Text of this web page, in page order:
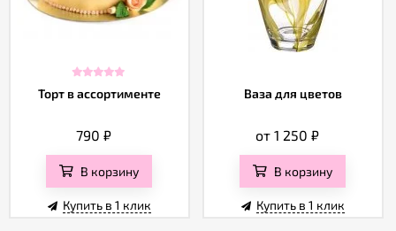
Торт в ассортименте
790₽
В корзину
Купить в 1 клик
Ваза для цветов
от 1 250₽
В корзину
Купить в 1 клик